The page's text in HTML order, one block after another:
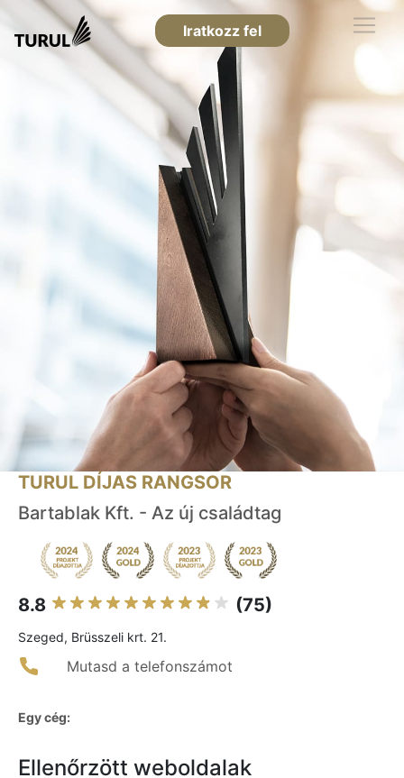
Iratkozz fel
TURUL DÍJAS RANGSOR
Bartablak Kft. - Az új családtag
8.8 (75)
Szeged, Brüsszeli krt. 21.
Mutasd a telefonszámot
Egy cég:
Ellenőrzött weboldalak